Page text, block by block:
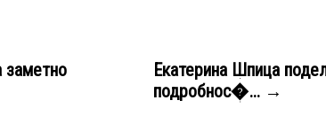
Екатерина Шпица
подробнос�... →